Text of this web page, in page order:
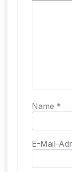
Name *
E-Mail-